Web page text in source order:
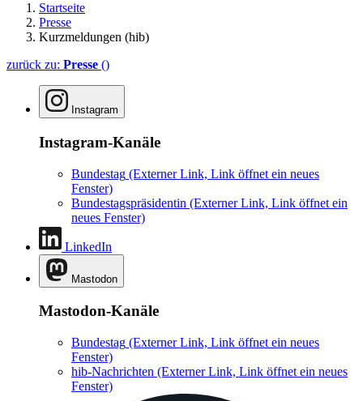
Startseite
Presse
Kurzmeldungen (hib)
zurück zu: Presse ()
Instagram
Instagram-Kanäle
Bundestag (Externer Link, Link öffnet ein neues
Fenster)
Bundestagspräsidentin (Externer Link, Link öffnet ein
neues Fenster)
LinkedIn
Mastodon
Mastodon-Kanäle
Bundestag (Externer Link, Link öffnet ein neues
Fenster)
hib-Nachrichten (Externer Link, Link öffnet ein neues
Fenster)